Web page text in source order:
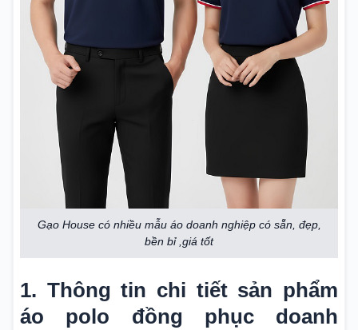
Gạo House có nhiều mẫu áo doanh nghiệp có sẵn, đẹp,
bền bỉ ,giá tốt
1. Thông tin chi tiết sản phẩm
áo polo đồng phục doanh